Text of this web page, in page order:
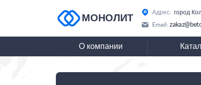
МОНОЛИТ
Адрес: город
Email:
О компании